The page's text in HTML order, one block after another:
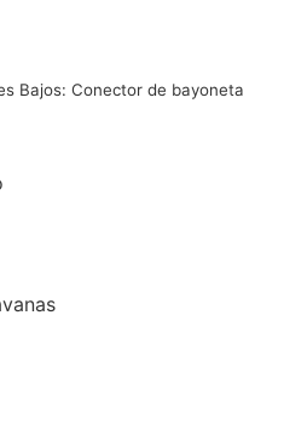
Bajos: Conector de bayoneta